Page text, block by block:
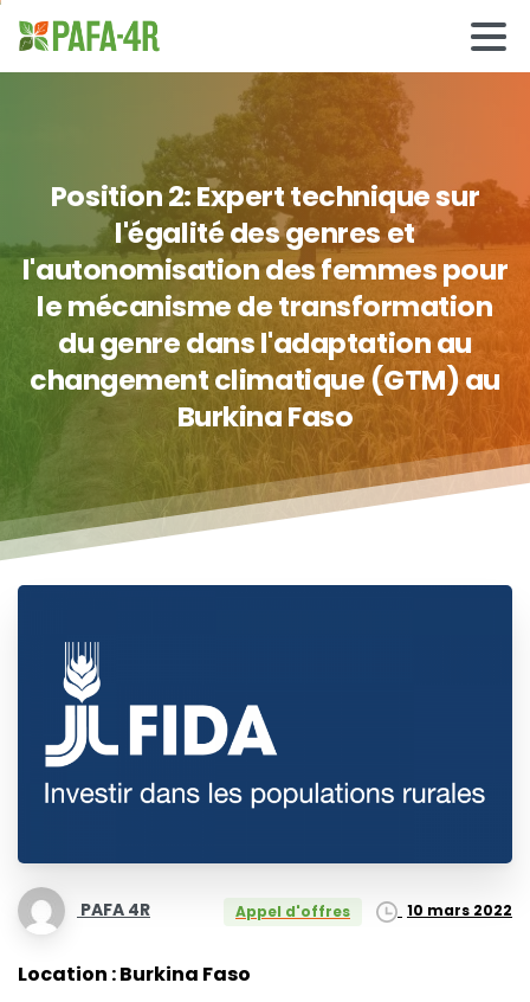
Position2:Experttechniquesur
l'égalitédesgenreset
l'autonomisationdesfemmespour
lemécanismedetransformation
dugenredansl'adaptationau
changementclimatique(GTM)au
BurkinaFaso
PAFA 4R Appel d'offres 10 mars 2022
Location : Burkina Faso